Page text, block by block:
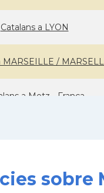
Catalans a LYON
MARSEILLE /
a Metz - França
sobre